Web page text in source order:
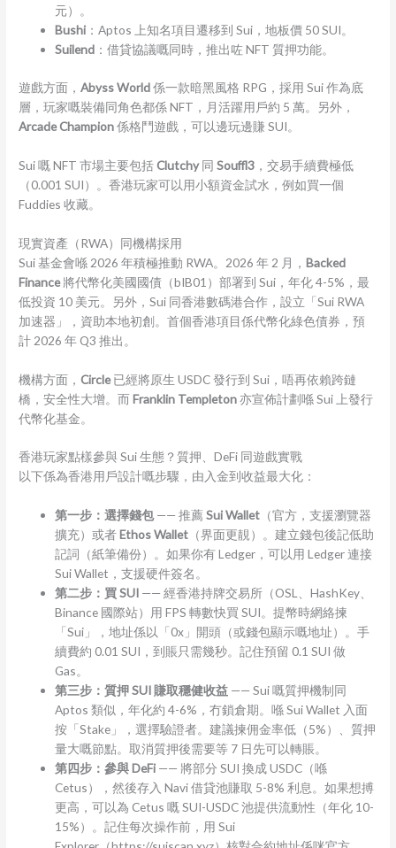
元）。
Bushi ：Aptos 上知名項目遷移到 Sui，地板價 50 SUI。
Suilend ：借貸協議嘅同時，推出咗 NFT 質押功能。
遊戲方面，Abyss World係一款暗黑風格 RPG，採用 Sui 作為底
層，玩家嘅裝備同角色都係 NFT，月活躍用戶約 5 萬。另外，
Arcade Champion係格鬥遊戲，可以邊玩邊賺 SUI。
Sui 嘅 NFT 市場主要包括Clutchy同Souffl3 ，交易手續費極低
（0.001 SUI）。香港玩家可以用小額資金試水，例如買一個
Fuddies 收藏。
現實資產（RWA）同機構採用
Sui 基金會喺 2026 年積極推動 RWA。2026 年 2 月，Backed
Finance將代幣化美國國債（bIB01）部署到 Sui，年化 4-5%，最
低投資 10 美元。另外，Sui 同香港數碼港合作，設立「Sui RWA
加速器」，資助本地初創。首個香港項目係代幣化綠色債券，預
計 2026 年 Q3 推出。
機構方面，Circle已經將原生 USDC 發行到 Sui，唔再依賴跨鏈
橋，安全性大增。而Franklin Templeton亦宣佈計劃喺 Sui 上發行
代幣化基金。
香港玩家點樣參與 Sui 生態？質押、DeFi 同遊戲實戰
以下係為香港用戶設計嘅步驟，由入金到收益最大化：
第一步：選擇錢包—— 推薦Sui Wallet （官方，支援瀏覽器
擴充）或者Ethos Wallet （界面更靚）。建立錢包後記低助
記詞（紙筆備份）。如果你有 Ledger，可以用 Ledger 連接
Sui Wallet，支援硬件簽名。
第二步：買 SUI —— 經香港持牌交易所（OSL、HashKey、
Binance 國際站）用 FPS 轉數快買 SUI。提幣時網絡揀
「Sui」，地址係以「0x」開頭（或錢包顯示嘅地址）。手
續費約 0.01 SUI，到賬只需幾秒。記住預留 0.1 SUI 做
Gas。
第三步：質押 SUI 賺取穩健收益 —— Sui 嘅質押機制同
Aptos 類似，年化約 4-6%，冇鎖倉期。喺 Sui Wallet 入面
按「Stake」，選擇驗證者。建議揀佣金率低（5%）、質押
量大嘅節點。取消質押後需要等 7 日先可以轉賬。
第四步：參與 DeFi —— 將部分 SUI 換成 USDC（喺
Cetus），然後存入 Navi 借貸池賺取 5-8% 利息。如果想搏
更高，可以為 Cetus 嘅 SUI-USDC 池提供流動性（年化 10-
15%）。記住每次操作前，用 Sui